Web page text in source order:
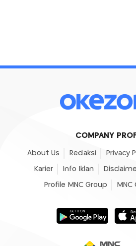
COMPANY
About Us Redaksi Privacy
Karier Info Iklan
Profile MNC Group MNC